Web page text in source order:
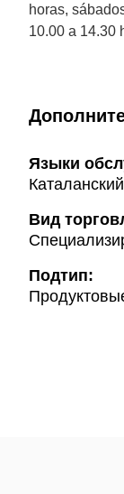
horas,
10.00 a 14.30
Языки
Вид
Подтип: